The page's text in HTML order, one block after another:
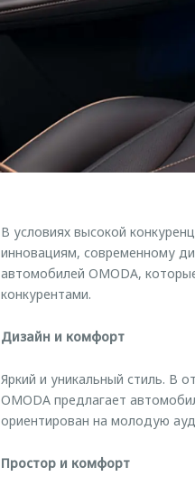
В условиях высокой
инновациям, современному
автомобилей OMODA,
конкурентами.
Дизайн и комфорт
Яркий и уникальный стиль. В
OMODA предлагает
ориентирован на молодую
Простор и комфорт